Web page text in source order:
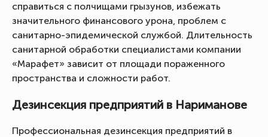
справиться с полчищами грызунов, избежать
значительного финансового урона, проблем с
санитарно-эпидемической службой. Длительность
санитарной обработки специалистами компании
«Марафет» зависит от площади пораженного
пространства и сложности работ.
Дезинсекция предприятий в Нариманове
Профессиональная дезинсекция предприятий в